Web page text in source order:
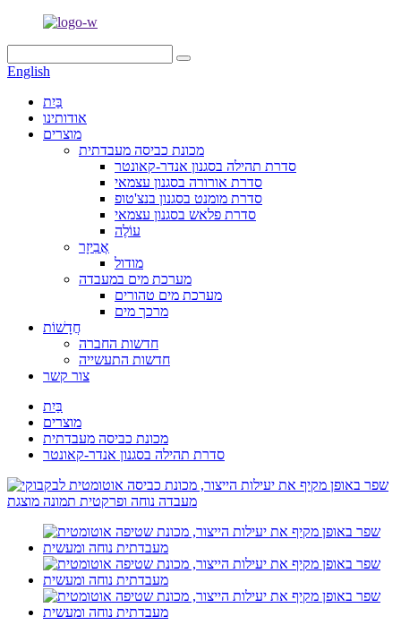
English
בַּיִת
אודותינו
מוצרים
מכונת כביסה מעבדתית
סדרת תהילה בסגנון אנדר-קאונטר
סדרת אורורה בסגנון עצמאי
סדרת מומנט בסגנון בנצ'טופ
סדרת פלאש בסגנון עצמאי
עוֹלֶה
אֲבִיזָר
מודול
מערכת מים במעבדה
מערכת מים טהורים
מרכך מים
חֲדָשׁוֹת
חדשות החברה
חדשות התעשייה
צור קשר
בַּיִת
מוצרים
מכונת כביסה מעבדתית
סדרת תהילה בסגנון אנדר-קאונטר